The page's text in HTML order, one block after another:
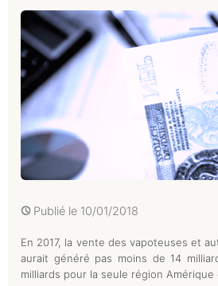
Publié le 10/01/2018
En 2017, la vente des vapoteuses et
aurait généré pas moins de 14
milliards pour la seule région